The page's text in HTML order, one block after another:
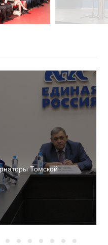
Томской